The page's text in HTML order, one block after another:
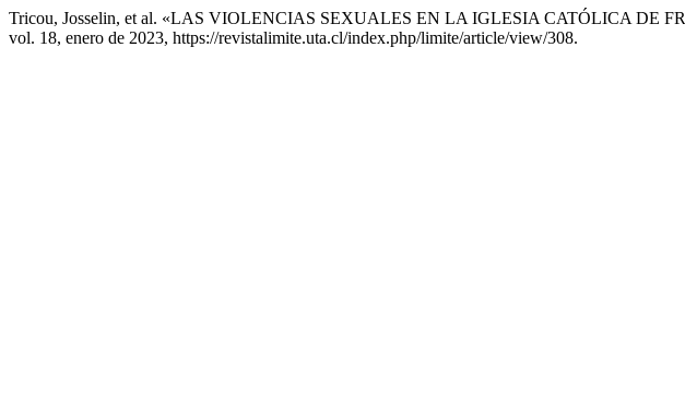
Tricou, Josselin, et al. «LAS VIOLENCIAS SEXUALES EN LA IGLESIA CATÓLICA DE
vol. 18, enero de 2023, https://revistalimite.uta.cl/index.php/limite/article/view/308.